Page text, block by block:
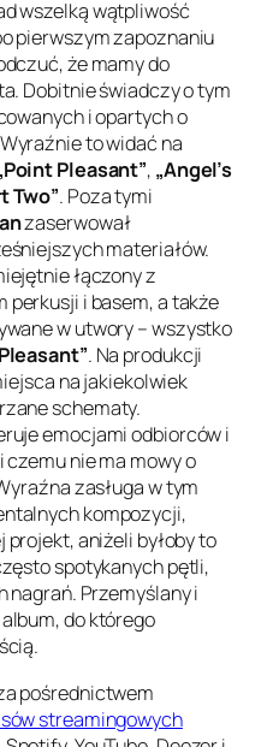
wszelką wątpliwość
pierwszym zapoznaniu
że mamy do
Dobitnie świadczy o tym
i opartych o
to widać na
Pleasant”, „Angel’s
Two”. Poza tymi
zaserwował
materiałów.
łączony z
i basem, a także
w utwory – wszystko
. Na produkcji
na jakiekolwiek
schematy.
emocjami odbiorców i
nie ma mowy o
zasługa w tym
kompozycji,
aniżeli byłoby to
spotykanych pętli,
nagrań. Przemyślany i
do którego
pośrednictwem
streamingowych